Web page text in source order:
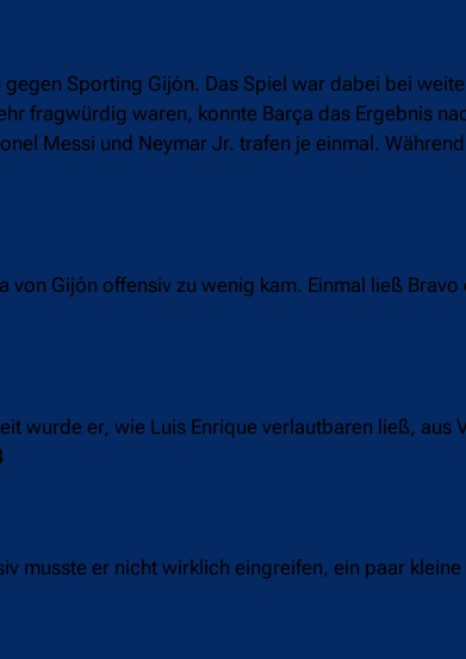
Sporting Gijón. Das Spiel war dabei bei
fragwürdig waren, konnte Barça das Ergebnis
Messi und Neymar Jr. trafen je einmal.
Gijón offensiv zu wenig kam. Einmal ließ
wurde er, wie Luis Enrique verlautbaren ließ, aus
musste er nicht wirklich eingreifen, ein paar